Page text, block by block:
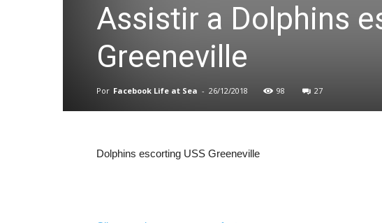
Assistir a Dolphins
Greeneville
Por Facebook Life at Sea - 26/12/2018 98 27
Dolphins escorting USS Greeneville